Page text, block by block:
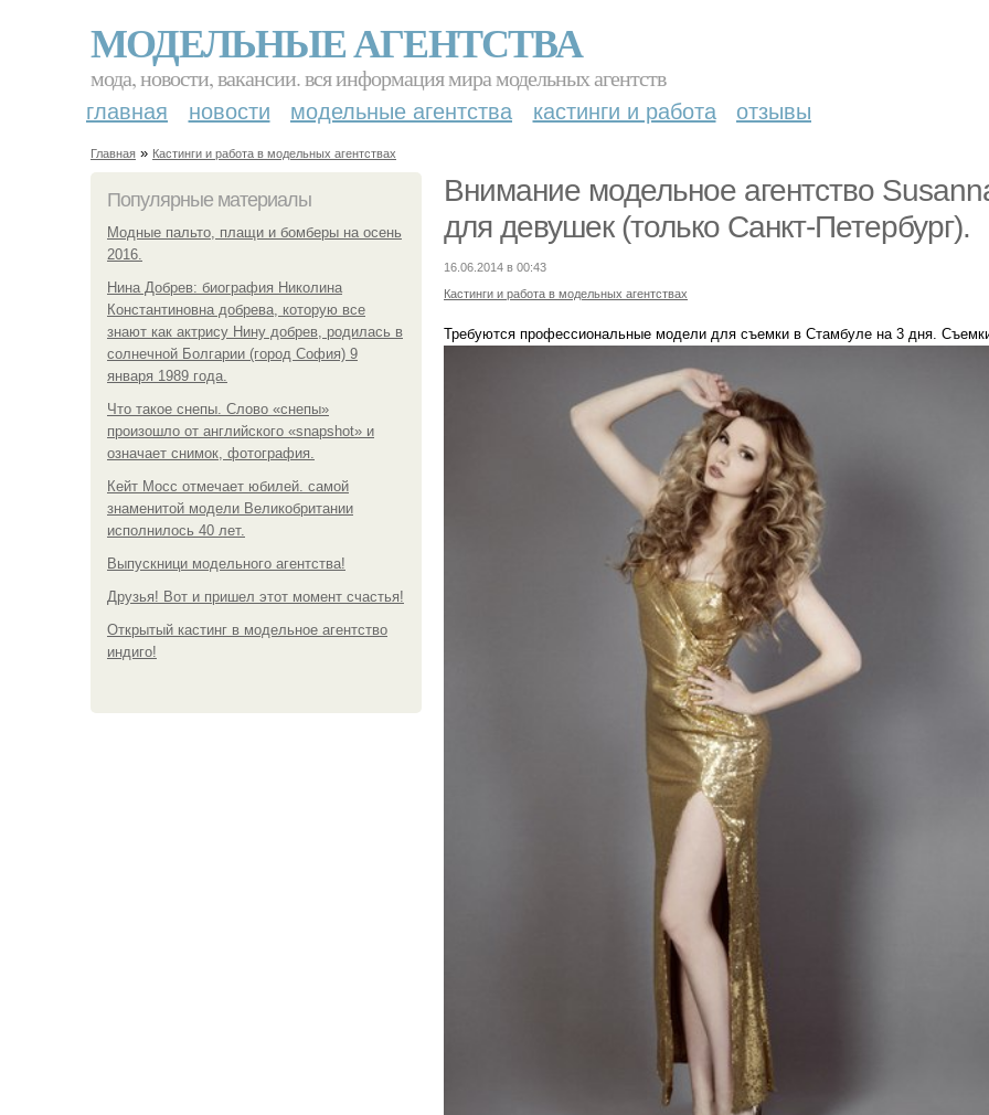
МОДЕЛЬНЫЕ АГЕНТСТВА
мода, новости, вакансии. вся информация мира модельных агентств
главная новости модельные агентства кастинги и работа отзывы
Главная » Кастинги и работа в модельных агентствах
Популярные материалы
Модные пальто, плащи и бомберы на осень
2016.
Нина Добрев: биография Николина
Константиновна добрева, которую все
знают как актрису Нину добрев, родилась в
солнечной Болгарии (город София) 9
января 1989 года.
Что такое снепы. Слово «снепы»
произошло от английского «snapshot» и
означает снимок, фотография.
Кейт Мосс отмечает юбилей. самой
знаменитой модели Великобритании
исполнилось 40 лет.
Выпускници модельного агентства!
Друзья! Вот и пришел этот момент счастья!
Открытый кастинг в модельное агентство
индиго!
Внимание модельное агентство
для девушек (только Санкт-Петербург).
16.06.2014 в 00:43
Кастинги и работа в модельных агентствах
Требуются профессиональные модели для съемки в Стамбуле на 3 дня.